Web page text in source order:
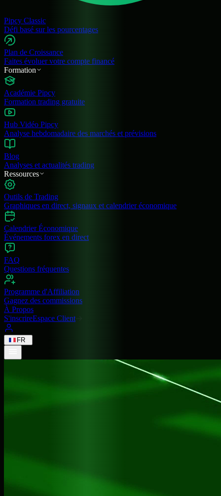
Pipcy Classic
Défi basé sur les pourcentages
Plan de Croissance
Faites évoluer votre compte financé
Formation
Académie Pipcy
Formation trading gratuite
Hub Vidéo Pipcy
Analyse hebdomadaire des marchés et prévisions
Blog
Analyses et actualités trading
Ressources
Outils de Trading
Graphiques en direct, signaux et calendrier économique
Calendrier Économique
Événements forex en direct
FAQ
Questions fréquentes
Programme d'Affiliation
Gagnez des commissions
À Propos
S'inscrireEspace Client
FR